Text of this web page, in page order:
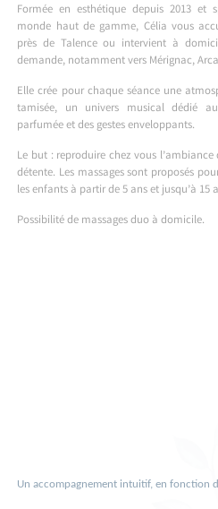
Formée en esthétique depuis 2013 et
monde haut de gamme, Célia vous
près de Talence ou intervient à
demande, notamment vers Mérignac,
Elle crée pour chaque séance une
tamisée, un univers musical dédié
parfumée et des gestes enveloppants.
Le but : reproduire chez vous
détente. Les massages sont proposés
les enfants à partir de 5 ans et jusqu’à 15
Possibilité de massages duo à domicile.
Un accompagnement intuitif, en fonction